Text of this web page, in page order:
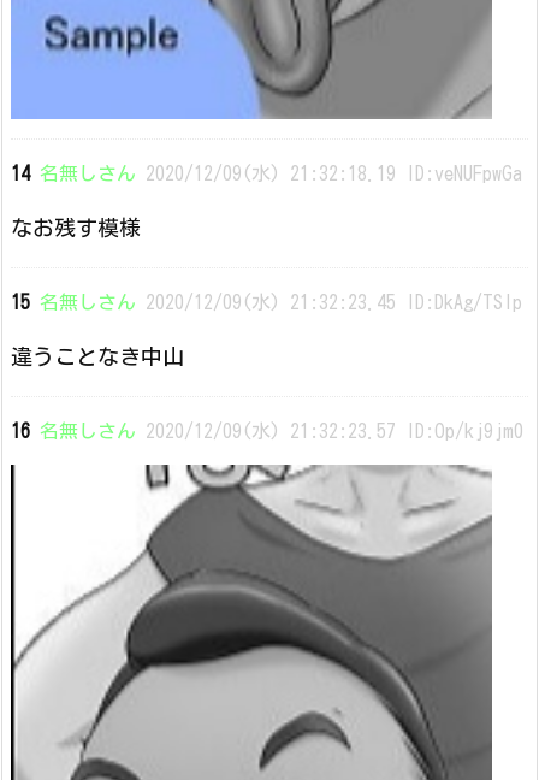
14 名無しさん 2020/12/09(水) 21:32:18.19 ID:veNUFpwGa
なお残す模様
15 名無しさん 2020/12/09(水) 21:32:23.45 ID:DkAg/TSlp
違うことなき中山
16 名無しさん 2020/12/09(水) 21:32:23.57 ID:Op/kj9jm0